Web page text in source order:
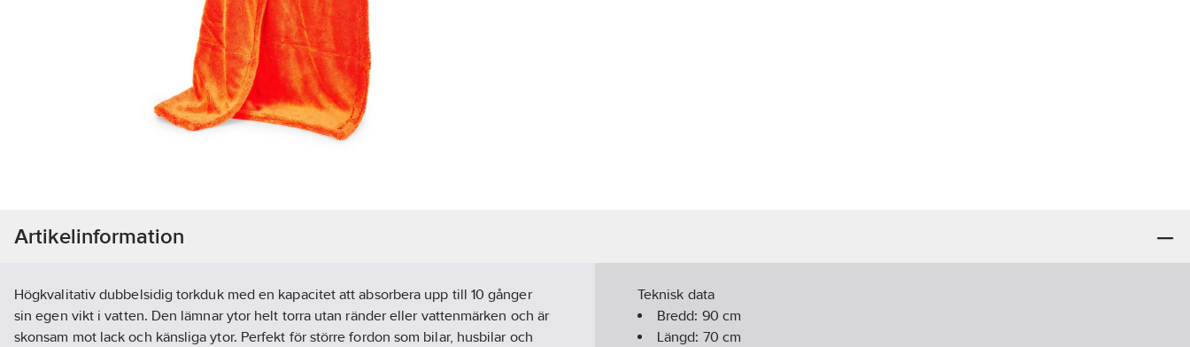
Artikelinformation
Högkvalitativ dubbelsidig torkduk med en kapacitet att absorbera upp till 10 gånger
sin egen vikt i vatten. Den lämnar ytor helt torra utan ränder eller vattenmärken och är
skonsam mot lack och känsliga ytor. Perfekt för större fordon som bilar, husbilar och
Teknisk data
Bredd: 90 cm
Längd: 70 cm